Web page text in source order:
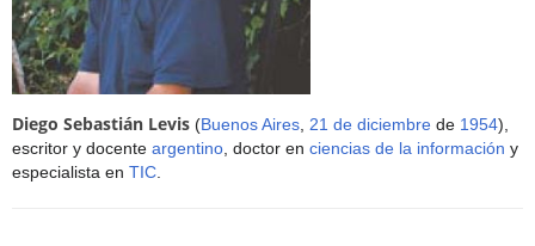
Diego Sebastián Levis (Buenos Aires, 21 de diciembre de 1954),
escritor y docente argentino, doctor en ciencias de la información y
especialista en TIC.